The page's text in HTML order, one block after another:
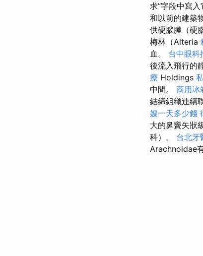
求”字段中寫
和以前的建築
供硬腦膜（硬
梅林（Alteria
血。 台中眼科
後流入飛行的
療 Holdings
中間。 商用冰
結締組織連續
嫂一天多少錢
大的鼻竇矢狀
科）。 台北牙
Arachnoidae